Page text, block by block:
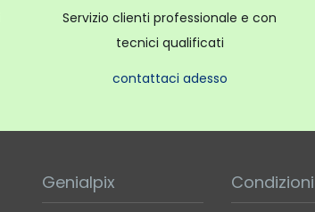
Servizio clienti professionale e con
tecnici qualificati
contattaci adesso
Genialpix Condizioni